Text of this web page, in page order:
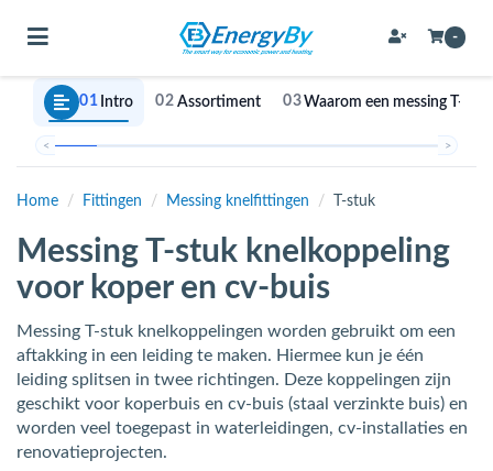
(Bevestigingsmateriaal / schroeven)
(Expansievaten)
(Fittingen)
(Flexibele slangen)
(Gereedschap)
Toggle navigation -
01 Intro 02 Assortiment 03Waarom een messing T-
< >
Home / Fittingen / Messing knelfittingen / T-stuk
Messing T-stuk knelkoppeling
voor koper en cv-buis
Messing T-stuk knelkoppelingen worden gebruikt om een
aftakking in een leiding te maken. Hiermee kun je één
leiding splitsen in twee richtingen. Deze koppelingen zijn
geschikt voor koperbuis en cv-buis (staal verzinkte buis) en
worden veel toegepast in waterleidingen, cv-installaties en
renovatieprojecten.